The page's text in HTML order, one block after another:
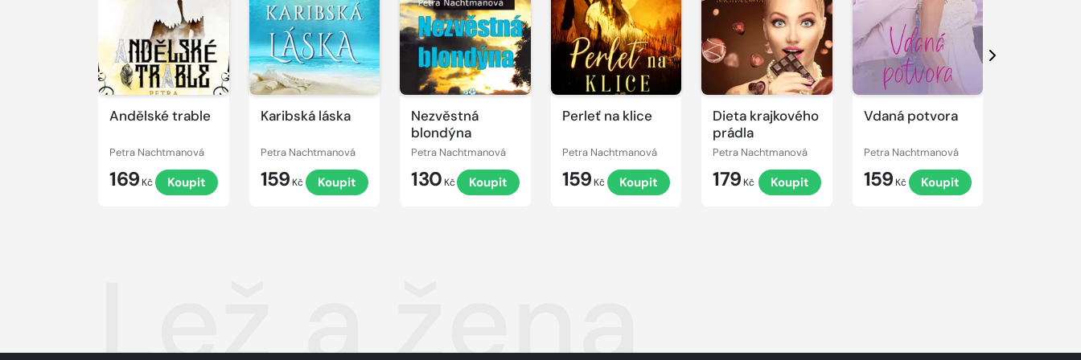
Andělské trable
Petra Nachtmanová
169 Kč Koupit
Karibská láska
Petra Nachtmanová
159 Kč Koupit
Nezvěstná
blondýna
Petra Nachtmanová
130 Kč Koupit
Perleť na klice
Petra Nachtmanová
159 Kč Koupit
Dieta krajkového
prádla
Petra Nachtmanová
179 Kč Koupit
Vdaná potvora
Petra Nachtmanová
159 Kč Koupit
Další
Lež a žena